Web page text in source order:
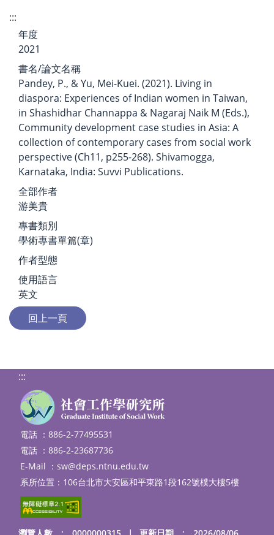
:::
年度
2021
書名/論文名稱
Pandey, P., & Yu, Mei-Kuei. (2021). Living in
diaspora: Experiences of Indian women in Taiwan,
in Shashidhar Channappa & Nagaraj Naik M (Eds.),
Community development case studies in Asia: A
collection of contemporary cases from social work
perspective (Ch11, p255-268). Shivamogga,
Karnataka, India: Suvvi Publications.
全部作者
游美貴
專書類別
學術專書單篇(章)
作者型態
使用語言
英文
:::
電話 ：886-2-77495531
電話 ：886-2-23687736
E-Mail ： sw@deps.ntnu.edu.tw
系所位置：106台北市大安區和平東路1段162號樸大樓5樓